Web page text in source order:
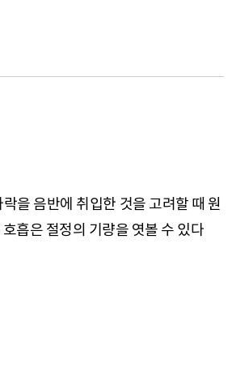
을 음반에 취입한 것을 고려할 때 원